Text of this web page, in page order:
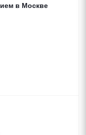
в Москве